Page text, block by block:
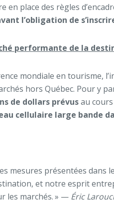
en place des règles
l’obligation de
performante de la
mondiale en tourisme,
hors Québec. Pour y
de dollars prévusau
cellulaire large bande
mesures présentées
et notre esprit
les marchés. » — Éric